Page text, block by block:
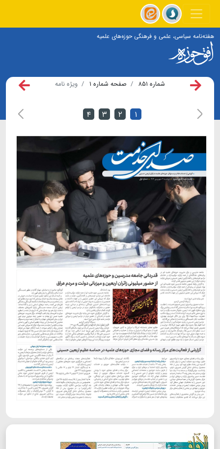
هفته‌نامه سیاسی، علمی و فرهنگی حوزه‌های علمیه
شماره ۸۵۱ صفحه شماره ۱ ویژه نامه
۱ ۲ ۳ ۴